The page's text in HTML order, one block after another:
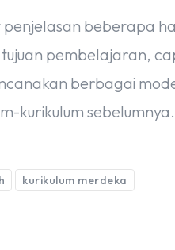
beberapa
pembelajaran,
berbagai
kurikulum sebelumnya.
kurikulum merdeka